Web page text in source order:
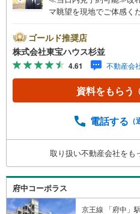
マ眺望を現地でご体感く
ー」のご提案。・ 未来に
をオンライン上でご提案
却時、ご自宅を綺麗にか
イジングサービス。・ 購
of 無料セミナーをご招
日時のご希望をお伝え
が必要な場合がございま
社へのご来社、お客様宅
せ、物件周辺のコンビニ
お伝えください。ご希望
学希望物件以外の資料も
物件も併せてご案内させ
ゴールド推奨店
株式会社東宝ハウス杉並
4.61 不動産会
資料をもらう
電話する
取り扱い不動産会社をも
府中コーポラス
京王線 「府中」